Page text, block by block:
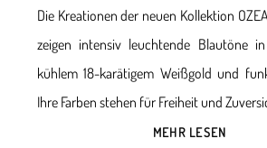
Die Kreationen der neuen Kollektion
zeigen intensiv leuchtende Blautöne
kühlem 18-karätigem Weißgold und
Ihre Farben stehen für Freiheit und
MEHR LESEN